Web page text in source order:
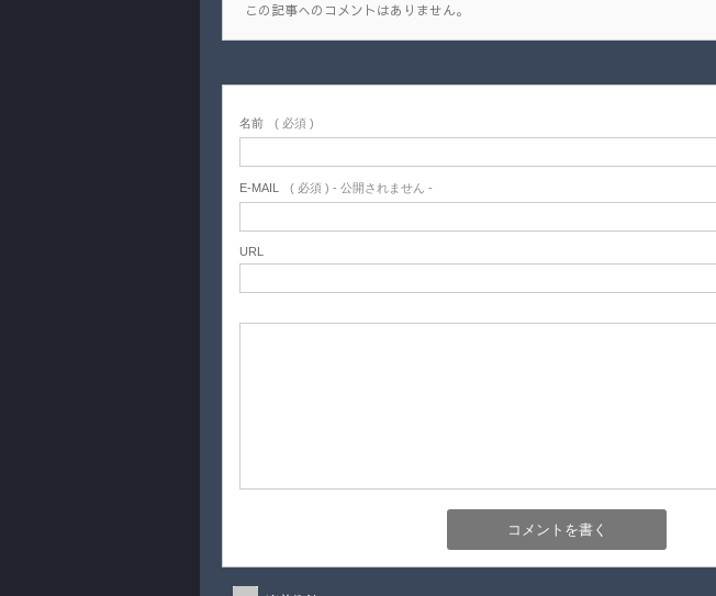
この記事へのコメントはありません。
名前 ( 必須 )
E-MAIL ( 必須 ) - 公開されません -
URL